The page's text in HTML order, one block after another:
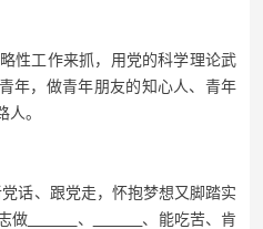
性工作来抓，用党的科学理论武
年，做青年朋友的知心人、青年
。
、跟党走，怀抱梦想又脚踏实
做
、
、能吃苦、肯